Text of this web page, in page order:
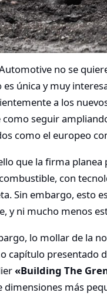
no se
es única y muy
a los
como seguir
como el europeo
que la firma
con
Sin embargo, esto
y ni mucho menos
lo mollar de la
capítulo presentado
«Building The
dimensiones más